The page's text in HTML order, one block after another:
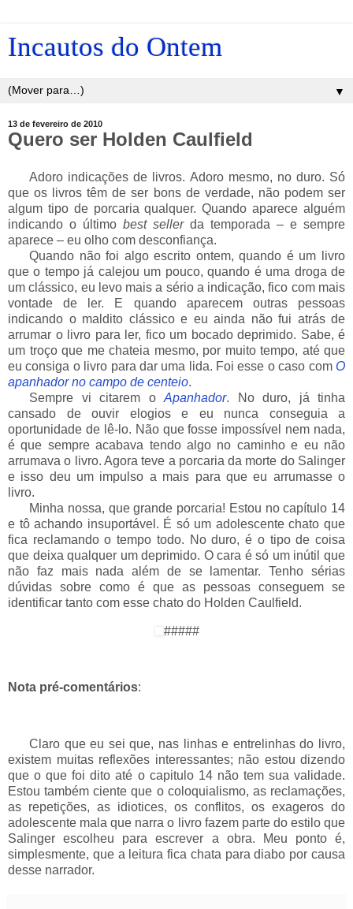
Incautos do Ontem
▼
13 de fevereiro de 2010
Quero ser Holden Caulfield
Adoro indicações de livros. Adoro mesmo, no duro. Só
que os livros têm de ser bons de verdade, não podem ser
algum tipo de porcaria qualquer. Quando aparece alguém
indicando o último best sellerda temporada – e sempre
aparece – eu olho com desconfiança.
Quando não foi algo escrito ontem, quando é um livro
que o tempo já calejou um pouco, quando é uma droga de
um clássico, eu levo mais a sério a indicação, fico com mais
vontade de ler. E quando aparecem outras pessoas
indicando o maldito clássico e eu ainda não fui atrás de
arrumar o livro para ler, fico um bocado deprimido. Sabe, é
um troço que me chateia mesmo, por muito tempo, até que
eu consiga o livro para dar uma lida. Foi esse o caso com O
apanhador no campo de centeio.
Sempre vi citarem o Apanhador. No duro, já tinha
cansado de ouvir elogios e eu nunca conseguia a
oportunidade de lê-lo. Não que fosse impossível nem nada,
é que sempre acabava tendo algo no caminho e eu não
arrumava o livro. Agora teve a porcaria da morte do Salinger
e isso deu um impulso a mais para que eu arrumasse o
livro.
Minha nossa, que grande porcaria! Estou no capítulo 14
e tô achando insuportável. É só um adolescente chato que
fica reclamando o tempo todo. No duro, é o tipo de coisa
que deixa qualquer um deprimido. O cara é só um inútil que
não faz mais nada além de se lamentar. Tenho sérias
dúvidas sobre como é que as pessoas conseguem se
identificar tanto com esse chato do Holden Caulfield.
#####
Nota pré-comentários:
Claro que eu sei que, nas linhas e entrelinhas do livro,
existem muitas reflexões interessantes; não estou dizendo
que o que foi dito até o capitulo 14 não tem sua validade.
Estou também ciente que o coloquialismo, as reclamações,
as repetições, as idiotices, os conflitos, os exageros do
adolescente mala que narra o livro fazem parte do estilo que
Salinger escolheu para escrever a obra. Meu ponto é,
simplesmente, que a leitura fica chata para diabo por causa
desse narrador.